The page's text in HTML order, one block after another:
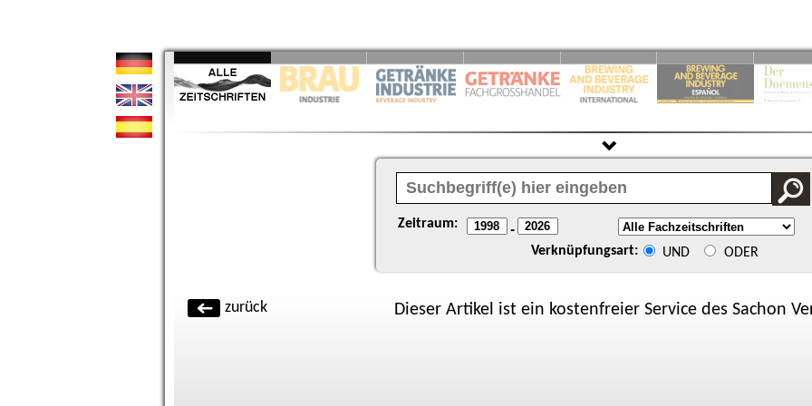
Zeitraum: -
Verknüpfungsart: UND ODER
zurück Dieser Artikel ist ein kostenfreier Service des Sachon